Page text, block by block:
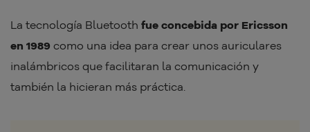
La tecnología Bluetooth fue concebida por Ericsson
en 1989 como una idea para crear unos auriculares
inalámbricos que facilitaran la comunicación y
también la hicieran más práctica.